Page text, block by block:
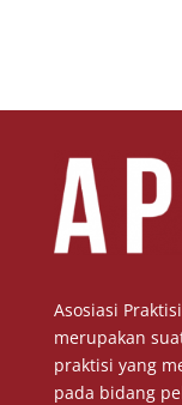
Asosiasi
merupakan
praktisi yang
pada bidang